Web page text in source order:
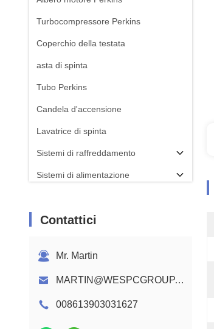
Turbocompressore Perkins
Coperchio della testata
asta di spinta
Tubo Perkins
Candela d'accensione
Lavatrice di spinta
Sistemi di raffreddamento
Sistemi di alimentazione
Albero a camme motore Perkins
Contattici
Mr. Martin
MARTIN@WESPCGROUP.COM
008613903031627